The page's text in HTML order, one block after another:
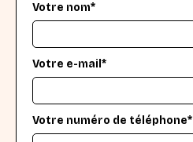
Votre nom*
Votre e-mail*
Votre numéro de téléphone*